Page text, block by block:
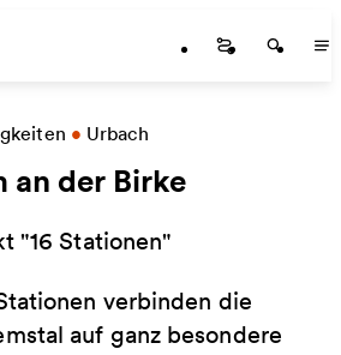
Startseite
• Urbach
an der Birke
"16 Stationen"
verbinden die
auf ganz besondere